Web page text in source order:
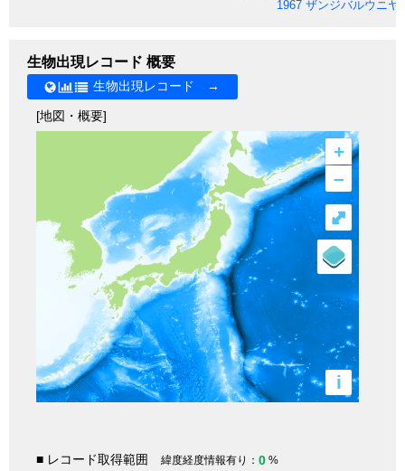
1967 ザンジバルウニヤ
生物出現レコード 概要
生物出現レコード →
[地図・概要]
+
–
i
⤢
■ レコード取得範囲 緯度経度情報有り： 0 %